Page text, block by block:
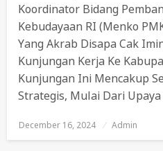
Koordinator Bidang
Kebudayaan RI (Menko
Yang Akrab Disapa Cak
Kunjungan Kerja Ke
Kunjungan Ini Mencakup
Strategis, Mulai Dari
Posted
December 16, 2024 Admin